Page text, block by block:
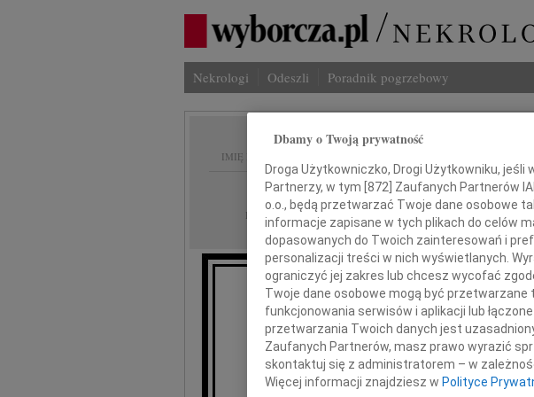
Nekrologi Odeszli Poradnik pogrzebowy
IMIĘ I NAZWISKO:
REGION: Wrocław
DATA EMISJI: 10.06.2010
Wyrazy głębokiego współczucia
z powodu śmierci
Dbamy o Twoją prywatność
Droga Użytkowniczko, Drogi Użytkowniku,
Partnerzy, w tym [ 872 ] Zaufanych Partnerów
o.o., będą przetwarzać Twoje dane osobowe
informacje zapisane w tych plikach do celów
dopasowanych do Twoich zainteresowań i
personalizacji treści w nich wyświetlanych.
ograniczyć jej zakres lub chcesz wycofać
Twoje dane osobowe mogą być
funkcjonowania serwisów i aplikacji lub
przetwarzania Twoich danych jest
Zaufanych Partnerów, masz prawo wyrazić
skontaktuj się z administratorem – w
Więcej informacji znajdziesz w Polityce